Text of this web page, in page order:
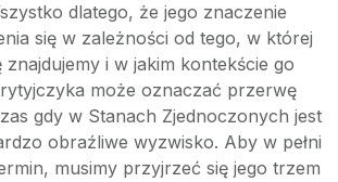
dlatego, że jego znaczenie
się w zależności od tego, w której
znajdujemy i w jakim kontekście go
może oznaczać przerwę
gdy w Stanach Zjednoczonych jest
obraźliwe wyzwisko. Aby w pełni
musimy przyjrzeć się jego trzem